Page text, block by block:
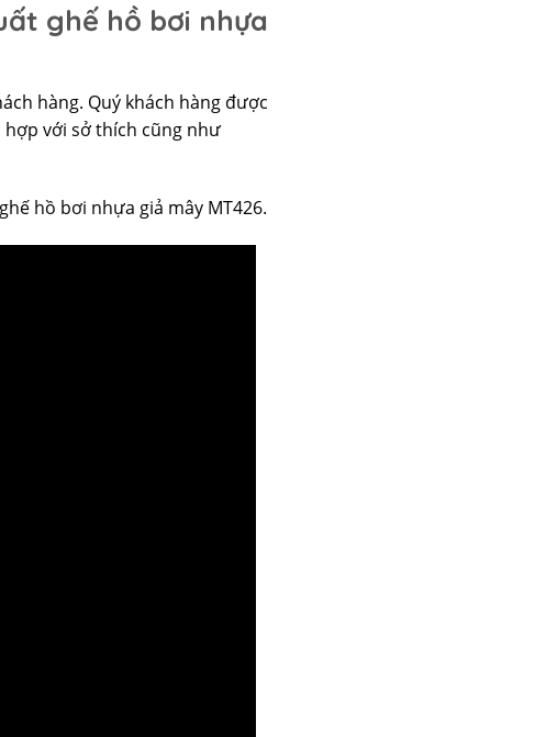
ghế hồ bơi nhựa
hàng. Quý khách hàng được
hợp với sở thích cũng như
hồ bơi nhựa giả mây MT426.